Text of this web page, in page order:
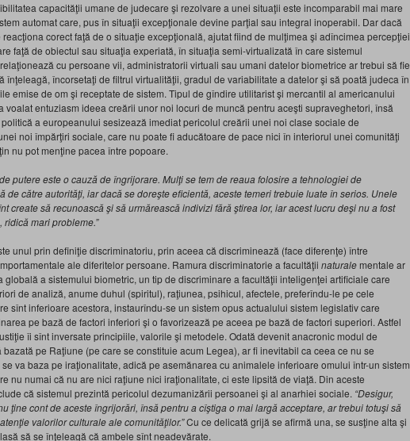
capacităţii umane de judecare şi rezolvare a unei situaţii este incomparabil mai mare
automat care, pus în situaţii excepţionale devine parţial sau integral inoperabil. Dar dacă
corect faţă de o situaţie excepţională, ajutat fiind de mulţimea şi adîncimea percepţiei
faţă de obiectul sau situaţia experiată, în situaţia semi-virtualizată în care sistemul
cu persoane vii, administratorii virtuali sau umani datelor biometrice ar trebui să fie
înţeleagă, încorsetaţi de filtrul virtualităţii, gradul de variabilitate a datelor şi să poată judeca în
emise de om şi receptate de sistem. Tipul de gîndire utilitarist şi mercantil al americanului
voalat entuziasm ideea creării unor noi locuri de muncă pentru aceşti supraveghetori, însă
a europeanului sesizează imediat pericolul creării unei noi clase sociale de
noi împărţiri sociale, care nu poate fi aducătoare de pace nici în interiorul unei comunităţi
nu pot menţine pacea între popoare.
putere este o cauză de îngrijorare. Mulţi se tem de reaua folosire a tehnologiei de
de către autorităţi, iar dacă se doreşte eficientă, aceste temeri trebuie luate în serios. Unele
create să recunoască şi să urmărească indivizi fără ştirea lor, iar acest lucru deşi nu a fost
ridică mari probleme.”
unul prin definiţie discriminatoriu, prin aceea că discriminează (face diferenţe) între
ale diferitelor persoane. Ramura discriminatorie a facultăţii naturalementale ar
globală a sistemului biometric, un tip de discriminare a facultăţii inteligenţei artificiale care
de analiză, anume duhul (spiritul), raţiunea, psihicul, afectele, preferîndu-le pe cele
sînt inferioare acestora, instaurîndu-se un sistem opus actualului sistem legislativ care
pe bază de factori inferiori şi o favorizează pe aceea pe bază de factori superiori. Astfel
îi sînt inversate principiile, valorile şi metodele. Odată devenit anacronic modul de
pe Raţiune (pe care se constituie acum Legea), ar fi inevitabil ca ceea ce nu se
va baza pe iraţionalitate, adică pe asemănarea cu animalele inferioare omului într-un sistem
nu numai că nu are nici raţiune nici iraţionalitate, ci este lipsită de viaţă. Din aceste
că sistemul prezintă pericolul dezumanizării persoanei şi al anarhiei sociale. “Desigur,
ţine cont de aceste îngrijorări, însă pentru a cîştiga o mai largă acceptare, ar trebui totuşi să
valorilor culturale ale comunităţilor.”Cu ce delicată grijă se afirmă una, se susţine alta şi
să se înţeleagă că ambele sînt neadevărate.